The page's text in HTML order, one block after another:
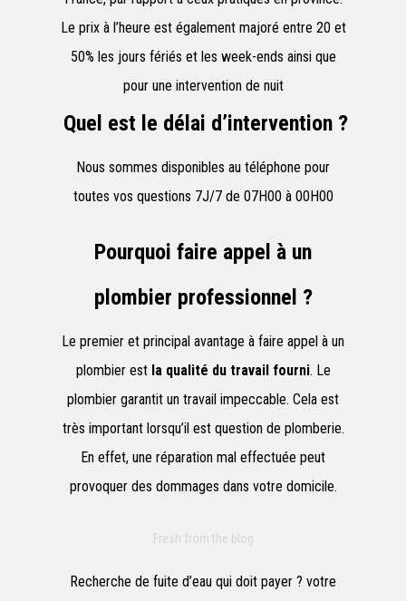
Le prix à l’heure est également majoré entre 20 et
50% les jours fériés et les week-ends ainsi que
pour une intervention de nuit
Quel est le délai d’intervention ?
Nous sommes disponibles au téléphone pour
toutes vos questions 7J/7 de 07H00 à 00H00
Pourquoi faire appel à un
plombier professionnel ?
Le premier et principal avantage à faire appel à un
plombier est la qualité du travail fourni. Le
plombier garantit un travail impeccable. Cela est
très important lorsqu’il est question de plomberie.
En effet, une réparation mal effectuée peut
provoquer des dommages dans votre domicile.
Fresh from the blog
Recherche de fuite d’eau qui doit payer ? votre